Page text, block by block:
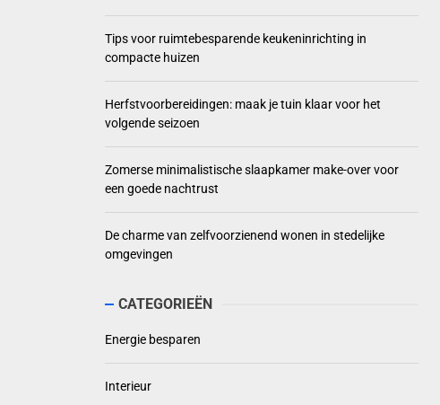
Tips voor ruimtebesparende keukeninrichting in
compacte huizen
Herfstvoorbereidingen: maak je tuin klaar voor het
volgende seizoen
Zomerse minimalistische slaapkamer make-over voor
een goede nachtrust
De charme van zelfvoorzienend wonen in stedelijke
omgevingen
CATEGORIEËN
Energie besparen
Interieur